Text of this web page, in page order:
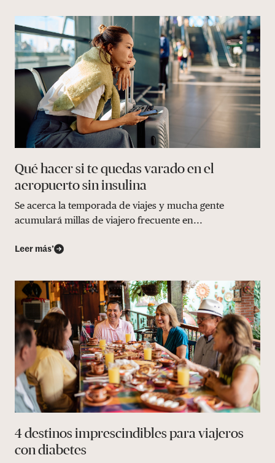
Qué hacer si te quedas varado en el
aeropuerto sin insulina
Se acerca la temporada de viajes y mucha gente
acumulará millas de viajero frecuente en...
Leer más’
4 destinos imprescindibles para viajeros
con diabetes